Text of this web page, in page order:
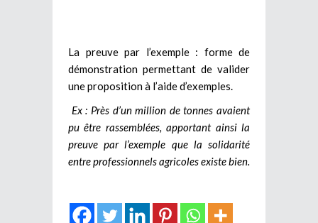
La preuve par l’exemple : forme de
démonstration permettant de valider
une proposition à l’aide d’exemples.
Ex : Près d’un million de tonnes avaient
pu être rassemblées, apportant ainsi la
preuve par l’exemple que la solidarité
entre professionnels agricoles existe bien.